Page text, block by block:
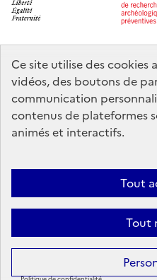
Ce site utilise des cookies
vidéos, des boutons de
communication
contenus de plateformes
animés et interactifs.
Tout
Tout
legifrance.gouv.fr
service-public.gouv.fr
Nous contacter Mentions légales
Politique d’utilisation
Politique générale de protection
Sauf mention contraire, tous les